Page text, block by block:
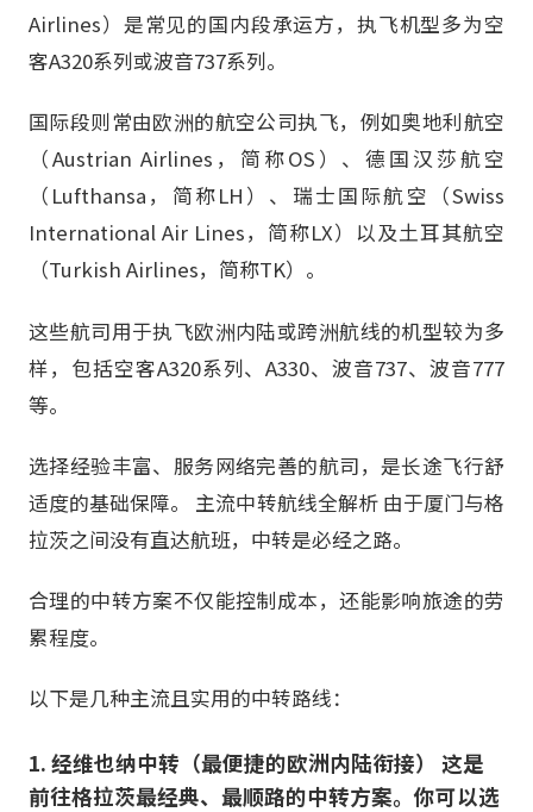
Airlines）是常见的国内段承运方，执飞机型多为空
客A320系列或波音737系列。
国际段则常由欧洲的航空公司执飞，例如奥地利航空
（Austrian Airlines，简称OS）、德国汉莎航空
（Lufthansa，简称LH）、瑞士国际航空（Swiss
International Air Lines，简称LX）以及土耳其航空
（Turkish Airlines，简称TK）。
这些航司用于执飞欧洲内陆或跨洲航线的机型较为多
样，包括空客A320系列、A330、波音737、波音777
等。
选择经验丰富、服务网络完善的航司，是长途飞行舒
适度的基础保障。 主流中转航线全解析 由于厦门与格
拉茨之间没有直达航班，中转是必经之路。
合理的中转方案不仅能控制成本，还能影响旅途的劳
累程度。
以下是几种主流且实用的中转路线：
1. 经维也纳中转（最便捷的欧洲内陆衔接） 这是
前往格拉茨最经典、最顺路的中转方案。你可以选